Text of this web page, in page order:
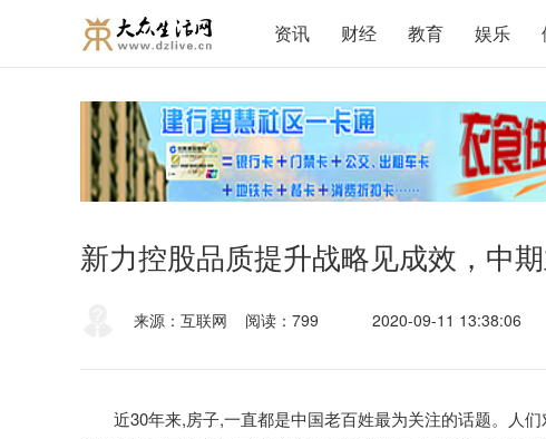
资讯 财经 教育 娱乐
新力控股品质提升战略见成效，中
来源：互联网 阅读：799 2020-09-11 13:38:06
近30年来,房子,一直都是中国老百姓最为关注的话题。人们